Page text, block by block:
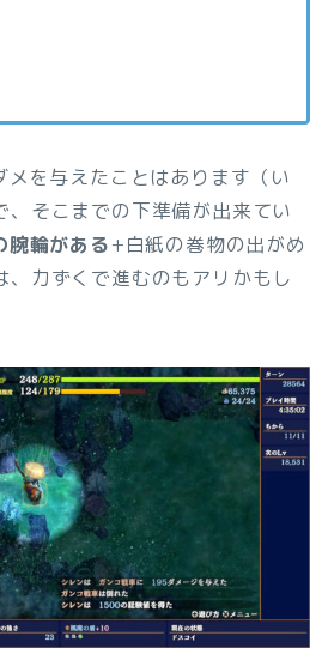
を与えたことはあります（い
、そこまでの下準備が出来てい
輪がある+白紙の巻物の出がめ
、力ずくで進むのもアリかもし